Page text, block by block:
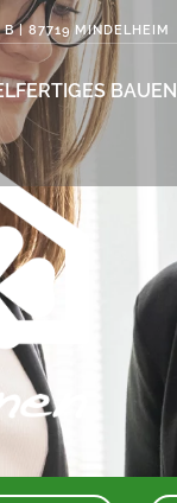
B | 87719 MINDELHEIM
BAUEN